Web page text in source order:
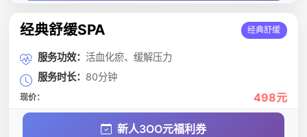
经典舒缓SPA 经典舒缓
服务功效： 活血化瘀、缓解压力
服务时长： 80分钟
现价： 498元
新人3OO元福利券